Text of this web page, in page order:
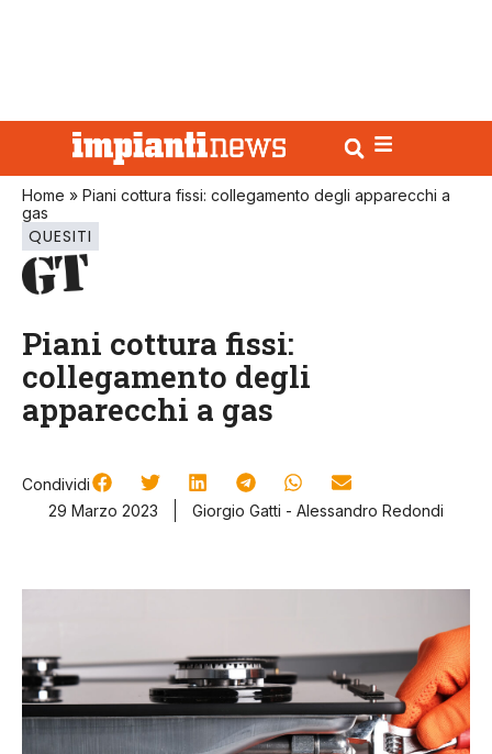
Home » Piani cottura fissi: collegamento degli apparecchi a
gas
QUESITI
Piani cottura fissi:
collegamento degli
apparecchi a gas
Condividi
29 Marzo 2023
Giorgio Gatti - Alessandro Redondi